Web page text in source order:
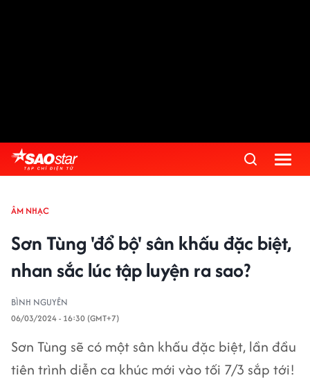
ÂM NHẠC
Sơn Tùng 'đổ bộ' sân khấu đặc biệt,
nhan sắc lúc tập luyện ra sao?
BÌNH NGUYÊN
06/03/2024 - 16:30 (GMT+7)
Sơn Tùng sẽ có một sân khấu đặc biệt, lần đầu
tiên trình diễn ca khúc mới vào tối 7/3 sắp tới!